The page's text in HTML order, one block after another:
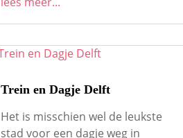
Trein en Dagje Delft
Het is misschien wel de leukste
stad voor een dagje weg in